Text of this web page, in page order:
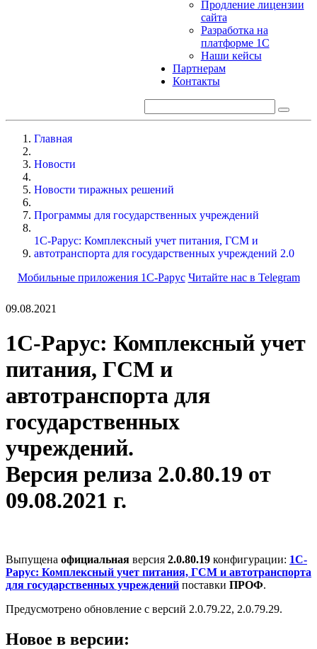
Продление лицензии
сайта
Разработка на
платформе 1С
Наши кейсы
Партнерам
Контакты
Главная
Новости
Новости тиражных решений
Программы для государственных учреждений
1С-Рарус: Комплексный учет питания, ГСМ и
автотранспорта для государственных учреждений 2.0
Мобильные приложения 1С-Рарус Читайте нас в Telegram
09.08.2021
1С-Рарус: Комплексный учет
питания, ГСМ и
автотранспорта для
государственных
учреждений.
Версия релиза 2.0.80.19 от
09.08.2021 г.
Выпущена официальная версия 2.0.80.19 конфигурации: 1С-
Рарус: Комплексный учет питания, ГСМ и автотранспорта
для государственных учреждений поставки ПРОФ.
Предусмотрено обновление с версий 2.0.79.22, 2.0.79.29.
Новое в версии: